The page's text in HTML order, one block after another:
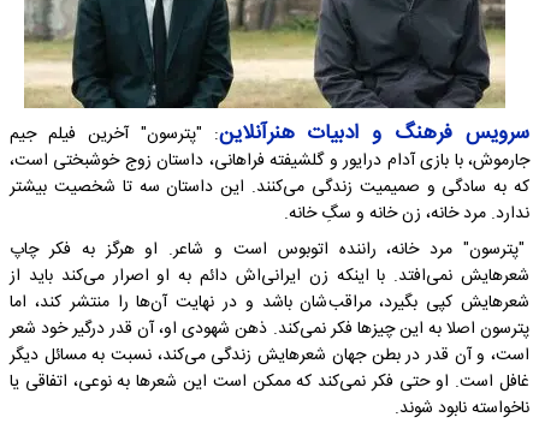
سرویس فرهنگ و ادبیات هنرآنلاین: "پترسون" آخرین فیلم جیم
جارموش، با بازی آدام درایور و گلشیفته فراهانی، داستان زوج خوشبختی است،
که به سادگی و صمیمیت زندگی می‌کنند. این داستان سه تا شخصیت بیشتر
ندارد. مرد خانه، زن خانه و سگِ خانه.
"پترسون" مرد خانه، راننده اتوبوس است و شاعر. او هرگز به فکر چاپ
شعرهایش نمی‌افتد. با اینکه زن ایرانی‌اش دائم به او اصرار می‌کند باید از
شعرهایش کپی بگیرد، مراقب‌شان باشد و در نهایت آن‌ها را منتشر کند، اما
پترسون اصلا به این چیزها فکر نمی‌کند. ذهن شهودی او، آن قدر درگیر خود شعر
است، و آن قدر در بطن جهان شعرهایش زندگی می‌کند، نسبت به مسائل دیگر
غافل است. او حتی فکر نمی‌کند که ممکن است این شعرها به نوعی، اتفاقی یا
ناخواسته نابود شوند.